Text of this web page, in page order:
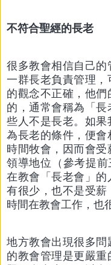
不符合聖經的長老
很多教會相信自己
一群長老負責管理
的觀念不正確，他
的，通常會稱為「
些人不是長老。如
為長老的條件，便
時間牧會，因而會
領導地位（參考提
在教會「長老會」
有很少，也不是受
時間在教會工作，也
地方教會出現很多
的教會管理是更嚴